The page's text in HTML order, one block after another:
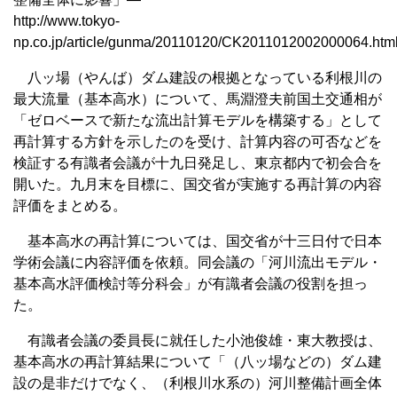
http://www.tokyo-
np.co.jp/article/gunma/20110120/
八ッ場（やんば）ダム建設の根拠となっている利根川の
最大流量（基本高水）について、馬淵澄夫前国土交通相が
「ゼロベースで新たな流出計算モデルを構築する」として
再計算する方針を示したのを受け、計算内容の可否などを
検証する有識者会議が十九日発足し、東京都内で初会合を
開いた。九月末を目標に、国交省が実施する再計算の内容
評価をまとめる。
基本高水の再計算については、国交省が十三日付で日本
学術会議に内容評価を依頼。同会議の「河川流出モデル・
基本高水評価検討等分科会」が有識者会議の役割を担っ
た。
有識者会議の委員長に就任した小池俊雄・東大教授は、
基本高水の再計算結果について「（八ッ場などの）ダム建
設の是非だけでなく、（利根川水系の）河川整備計画全体